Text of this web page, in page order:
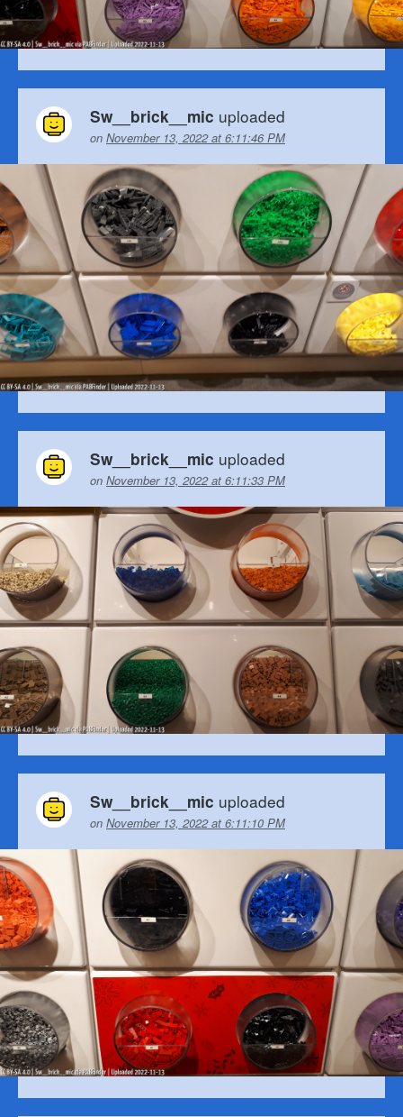
Sw__brick__mic uploaded
on November 13, 2022 at 6:11:46 PM
Sw__brick__mic uploaded
on November 13, 2022 at 6:11:33 PM
Sw__brick__mic uploaded
on November 13, 2022 at 6:11:10 PM